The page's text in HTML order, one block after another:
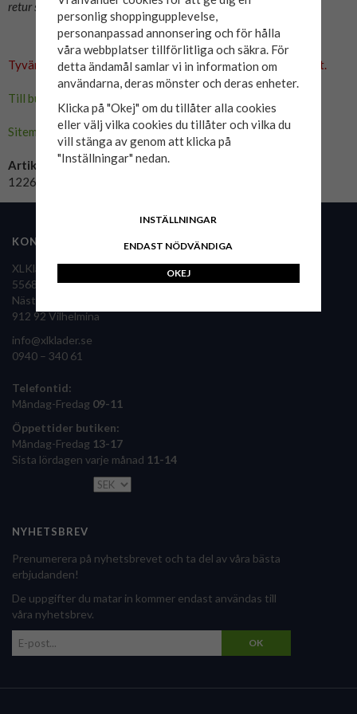
retur ska kunna ske.
Tyvärr ingår inte denna produkt i vårt sortiment för tillfället.
Till butikens startsida »
Sitemap »
Artikelnummer:
12267724
KONTAKTA OSS
XLKläder Sverige AB
556860-9126
Nästansjö 36
912 92 Vilhelmina
info@xlklader.se
0940 – 340 61
Telefontid:
Måndag-Fredag 09-11
Öppettider butiken:
Måndag-Fredag 13-17
Sista lördagen varje månad 11-14
FÖLJ OSS
NYHETSBREV
Prenumerera på nyhetsbrevet och ta del av våra bästa
erbjudanden!
De uppgifter du matar in kommer endast användas till
våra nyhetsbrev.
OK
personlig shoppingupplevelse,
personanpassad annonsering och för hålla
våra webbplatser tillförlitliga och säkra. För
detta ändamål samlar vi in information om
användarna, deras mönster och deras enheter.
Klicka på "Okej" om du tillåter alla cookies
eller välj vilka cookies du tillåter och vilka du
vill stänga av genom att klicka på
"Inställningar" nedan.
INSTÄLLNINGAR
ENDAST NÖDVÄNDIGA
OKEJ